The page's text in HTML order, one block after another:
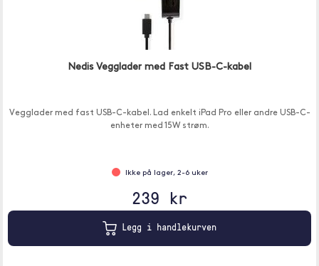
Nedis Vegglader med Fast USB-C-kabel
Vegglader med fast USB-C-kabel. Lad enkelt iPad Pro eller andre USB-C-
enheter med 15W strøm.
Ikke på lager, 2-6 uker
239 kr
Legg i handlekurven